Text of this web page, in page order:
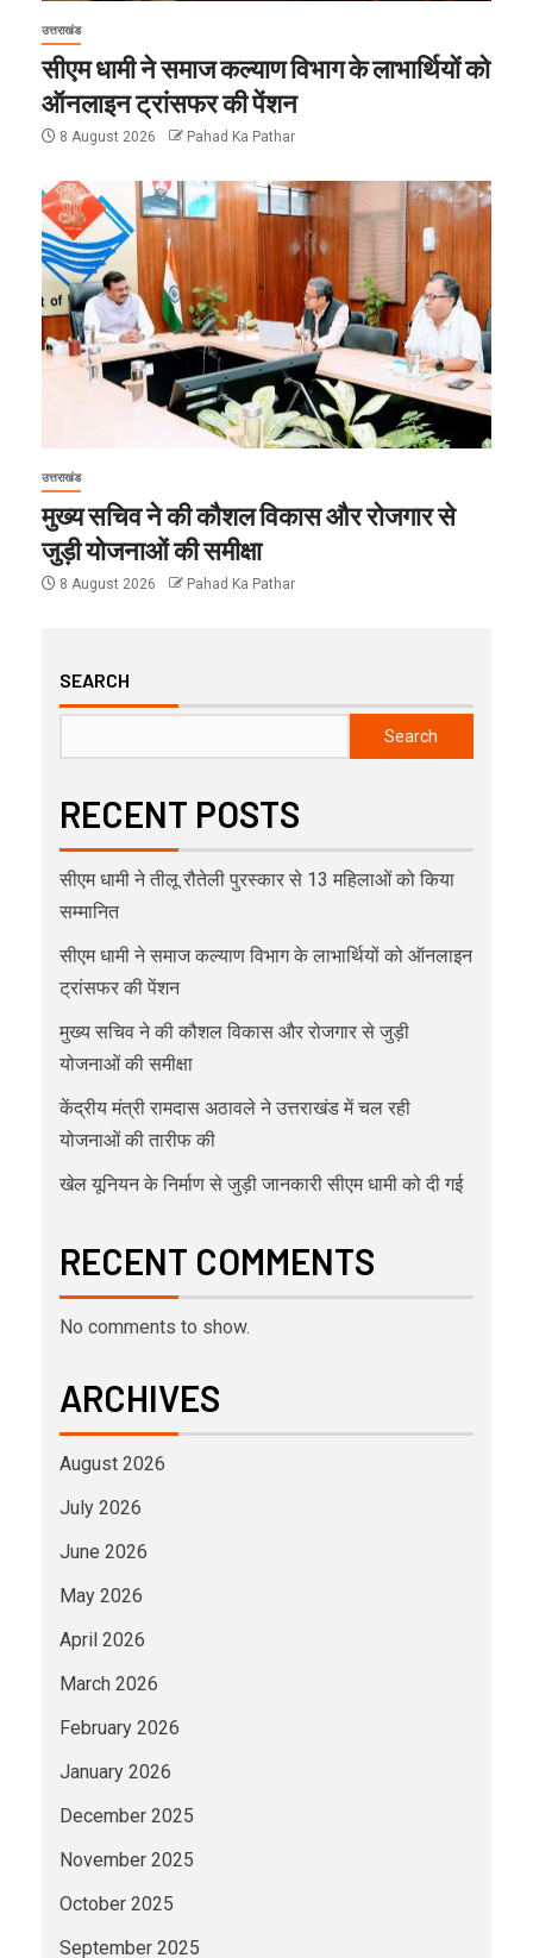
उत्तराखंड
सीएम धामी ने समाज कल्याण विभाग के लाभार्थियों को
ऑनलाइन ट्रांसफर की पेंशन
8 August 2026 Pahad Ka Pathar
उत्तराखंड
मुख्य सचिव ने की कौशल विकास और रोजगार से
जुड़ी योजनाओं की समीक्षा
8 August 2026 Pahad Ka Pathar
SEARCH
Search
RECENT POSTS
सीएम धामी ने तीलू रौतेली पुरस्कार से 13 महिलाओं को किया
सम्मानित
सीएम धामी ने समाज कल्याण विभाग के लाभार्थियों को ऑनलाइन
ट्रांसफर की पेंशन
मुख्य सचिव ने की कौशल विकास और रोजगार से जुड़ी
योजनाओं की समीक्षा
केंद्रीय मंत्री रामदास अठावले ने उत्तराखंड में चल रही
योजनाओं की तारीफ की
खेल यूनियन के निर्माण से जुड़ी जानकारी सीएम धामी को दी गई
RECENT COMMENTS
No comments to show.
ARCHIVES
August 2026
July 2026
June 2026
May 2026
April 2026
March 2026
February 2026
January 2026
December 2025
November 2025
October 2025
September 2025